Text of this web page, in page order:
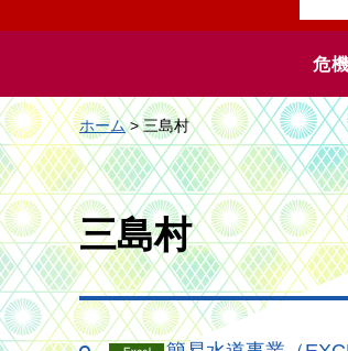
危
ホーム> 三島村
三島村